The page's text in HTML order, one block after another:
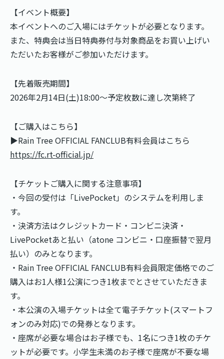
【イベント概要】
本イベントへのご入場にはチケットが必要となります。
また、特典会は当日特典券付与対象商品をお買い上げい
ただいたお客様がご参加いただけます。
【先着販売期間】
2026年2月14日(土)18:00〜予定枚数に達し次第終了
【ご購入はこちら】
▶︎Rain Tree OFFICIAL FANCLUB有料会員はこちら
https://fc.rt-official.jp/
【チケットご購入に関する注意事項】
・今回の受付は「LivePocket」のシステムを利用しま
す。
・決済方法はクレジットカード・コンビニ決済・
LivePocketあと払い（atone コンビニ・口座振替で翌月
払い）のみとなります。
・Rain Tree OFFICIAL FANCLUB有料会員限定価格でのご
購入はお1人様1公演につき1枚までとさせていただきま
す。
・本公演の入場チケットは全て電子チケット(スマートフ
ォンのみ対応)での発券となります。
・座席が必要な場合はお子様でも、1名につき1枚のチケ
ットが必要です。小学生未満のお子様で座席が不要な場